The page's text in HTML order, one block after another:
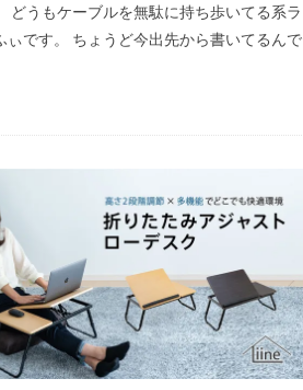
どうもケーブルを無駄に持ち歩いてる系ラ
ぃです。 ちょうど今出先から書いてるんで